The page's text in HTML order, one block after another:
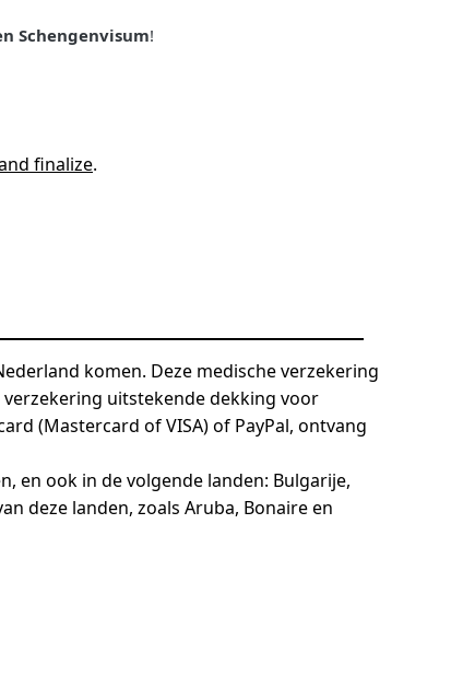
Schengenvisum!
finalize.
komen. Deze medische verzekering
verzekering uitstekende dekking voor
(Mastercard of VISA) of PayPal, ontvang
en ook in de volgende landen: Bulgarije,
deze landen, zoals Aruba, Bonaire en